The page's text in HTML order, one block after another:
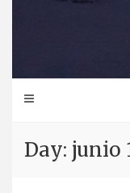
Day: junio